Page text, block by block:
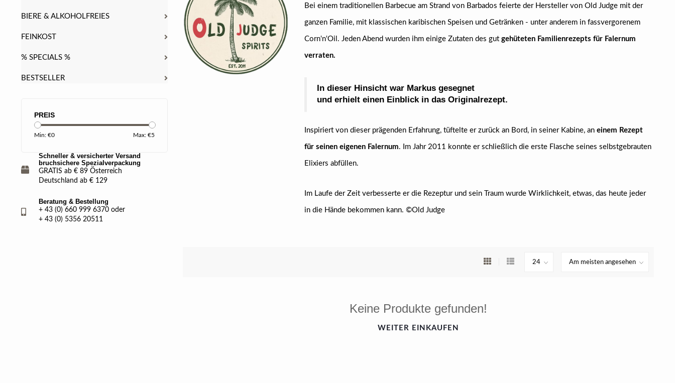
PREIS
Min: €0 Max: €5
BIERE & ALKOHOLFREIES
FEINKOST
% SPECIALS %
BESTSELLER
Schneller & versicherter Versand
bruchsichere Spezialverpackung
GRATIS ab € 89 Österreich
Deutschland ab € 129
Beratung & Bestellung
+ 43 (0) 660 999 6370 oder
+ 43 (0) 5356 20511
Bei einem traditionellen Barbecue am Strand von Barbados feierte der Hersteller von Old Judge mit der
ganzen Familie, mit klassischen karibischen Speisen und Getränken - unter anderem in fassvergorenem
Corn'n'Oil. Jeden Abend wurden ihm einige Zutaten des gut gehüteten Familienrezepts für Falernum
verraten.
In dieser Hinsicht war Markus gesegnet
und erhielt einen Einblick in das Originalrezept.
Inspiriert von dieser prägenden Erfahrung, tüftelte er zurück an Bord, in seiner Kabine, an einem Rezept
für seinen eigenen Falernum. Im Jahr 2011 konnte er schließlich die erste Flasche seines selbstgebrauten
Elixiers abfüllen.
Im Laufe der Zeit verbesserte er die Rezeptur und sein Traum wurde Wirklichkeit, etwas, das heute jeder
in die Hände bekommen kann. ©Old Judge
Keine Produkte gefunden!
WEITER EINKAUFEN